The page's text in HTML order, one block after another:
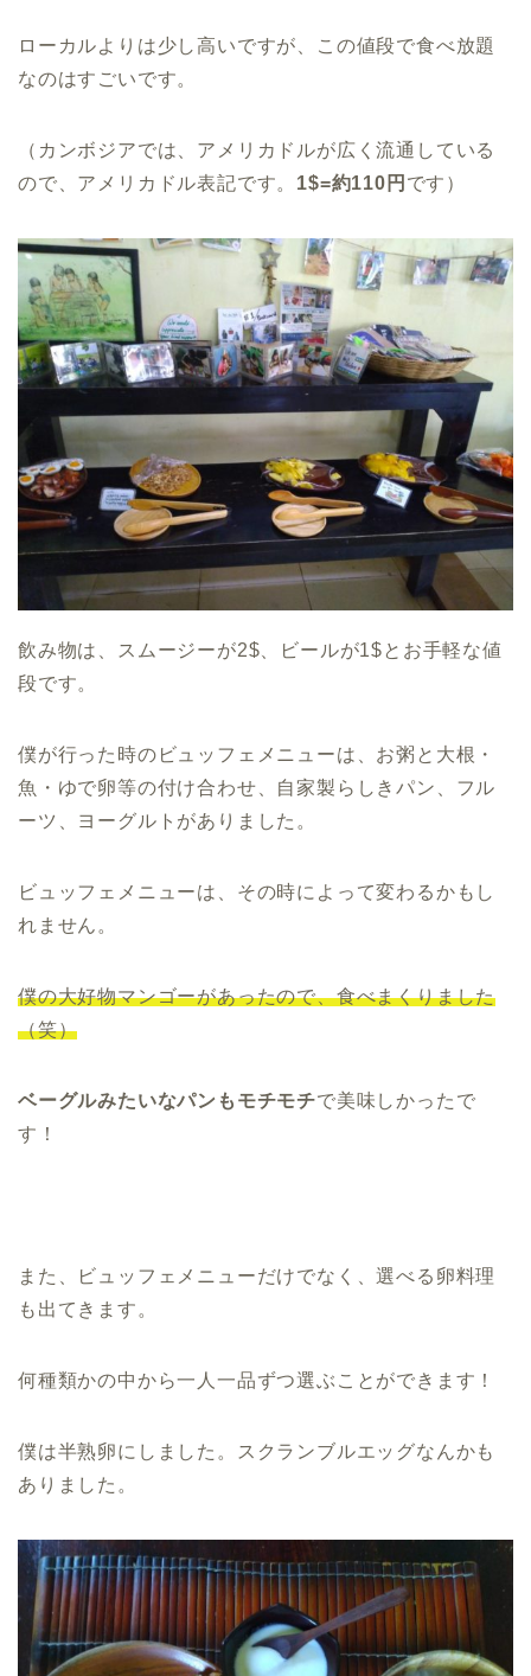
ローカルよりは少し高いですが、この値段で食べ放題
なのはすごいです。
（カンボジアでは、アメリカドルが広く流通している
ので、アメリカドル表記です。 1$=約110円 です）
飲み物は、スムージーが2$、ビールが1$とお手軽な値
段です。
僕が行った時のビュッフェメニューは、お粥と大根・
魚・ゆで卵等の付け合わせ、自家製らしきパン、フル
ーツ、ヨーグルトがありました。
ビュッフェメニューは、その時によって変わるかもし
れません。
僕の大好物マンゴーがあったので、食べまくりました
（笑）
ベーグルみたいなパンもモチモチで美味しかったで
す！
また、ビュッフェメニューだけでなく、選べる卵料理
も出てきます。
何種類かの中から一人一品ずつ選ぶことができます！
僕は半熟卵にしました。スクランブルエッグなんかも
ありました。